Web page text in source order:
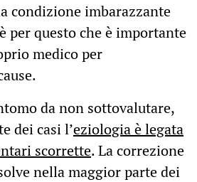
condizione imbarazzante
per questo che è importante
medico per
da non sottovalutare,
dei casi l’eziologia è legata
scorrette. La correzione
nella maggior parte dei